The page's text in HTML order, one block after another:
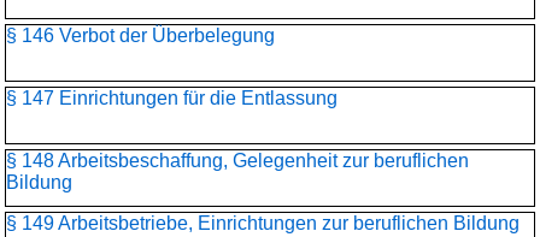
§ 146 Verbot der Überbelegung
§ 147 Einrichtungen für die Entlassung
§ 148 Arbeitsbeschaffung, Gelegenheit zur beruflichen
Bildung
§ 149 Arbeitsbetriebe, Einrichtungen zur beruflichen Bildung